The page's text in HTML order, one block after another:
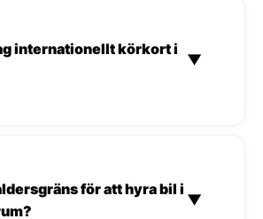
internationellt körkort i
▼
för att hyra bil i
▼